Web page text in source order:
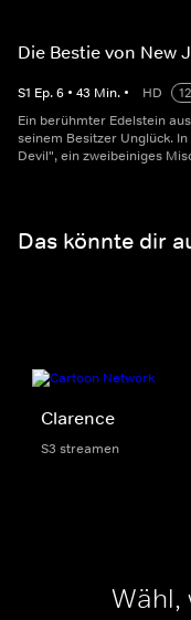
Die Bestie von New
S1 Ep.6 • 43 Min. • HD
12
Ein berühmter Edelstein
seinem Besitzer Unglück.
Devil", ein zweibeiniges
Das könnte dir
Clarence
S3 streamen
Wähl,